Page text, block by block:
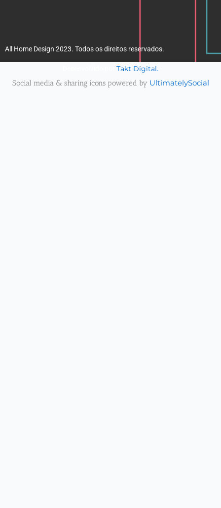
All Home Design 2023. Todos os direitos reservados.
Takt Digital.
Social media & sharing icons powered by UltimatelySocial